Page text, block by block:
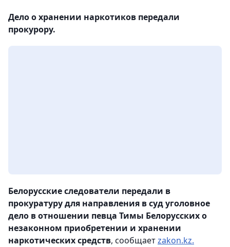
Дело о хранении наркотиков передали
прокурору.
Белорусские следователи передали в
прокуратуру для направления в суд уголовное
дело в отношении певца Тимы Белорусских о
незаконном приобретении и хранении
наркотических средств, сообщаетzakon.kz.